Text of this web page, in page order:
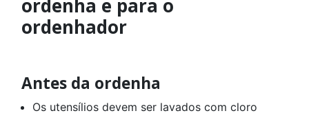
ordenha e para o
ordenhador
Antes da ordenha
Os utensílios devem ser lavados com cloro